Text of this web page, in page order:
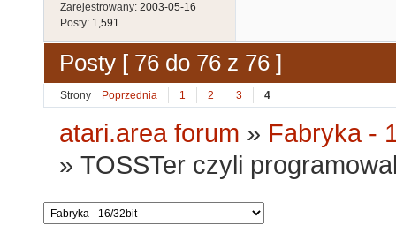
Zarejestrowany: 2003-05-16
Posty: 1,591
Posty [ 76 do 76 z 76 ]
Strony Poprzednia 1 2 3 4
atari.area forum » Fabryka -
»TOSSTer czyli